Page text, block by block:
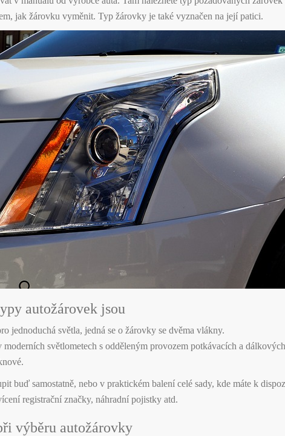
jak žárovku vyměnit. Typ žárovky je také vyznačen na její patici.
autožárovek jsou
jednoduchá světla, jedná se o žárovky se dvěma vlákny.
světlometech s odděleným provozem potkávacích a
buď samostatně, nebo v praktickém balení celé sady, kde máte k
registrační značky, náhradní pojistky atd.
výběru autožárovky